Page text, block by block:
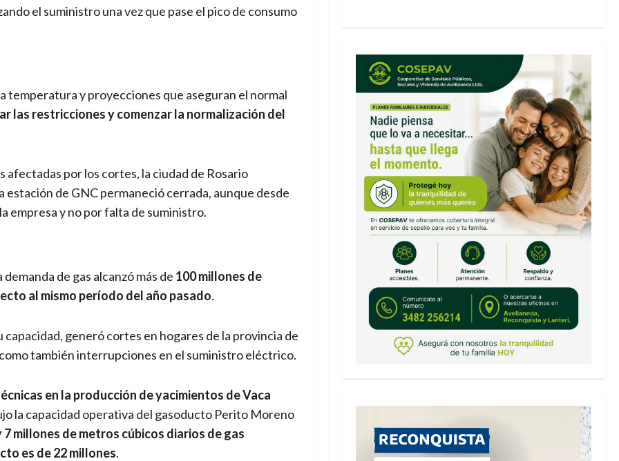
el suministro una vez que pase el pico de consumo
temperatura y proyecciones que aseguran el normal
las restricciones y comenzar la normalización del
afectadas por los cortes, la ciudad de Rosario
de GNC permaneció cerrada, aunque desde
empresa y no por falta de suministro.
de gas alcanzó más de 100 millones de
al mismo período del año pasado.
generó cortes en hogares de la provincia de
también interrupciones en el suministro eléctrico.
en la producción de yacimientos de Vaca
la capacidad operativa del gasoducto Perito Moreno
millones de metros cúbicos diarios de gas
es de 22 millones.